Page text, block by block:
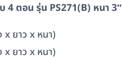
ตอน รุ่น PS271(B) หนา 3″
ยาว x หนา)
ยาว x หนา)